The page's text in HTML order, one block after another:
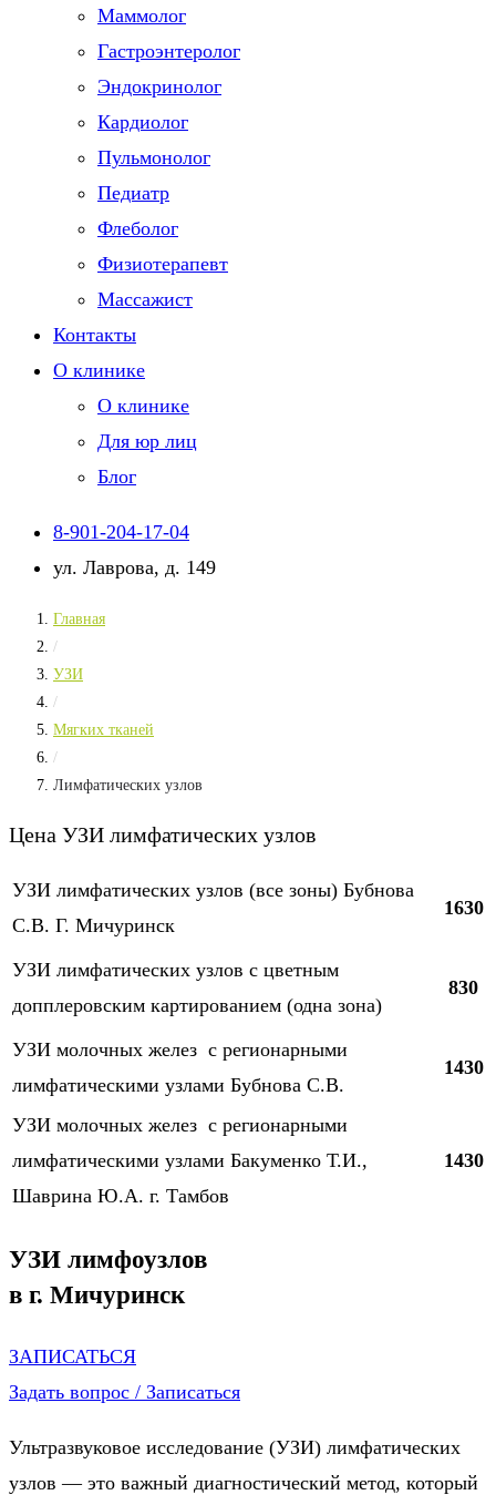
Маммолог
Гастроэнтеролог
Эндокринолог
Кардиолог
Пульмонолог
Педиатр
Флеболог
Физиотерапевт
Массажист
Контакты
О клинике
О клинике
Для юр лиц
Блог
8-901-204-17-04
ул. Лаврова, д. 149
Главная
/
УЗИ
/
Мягких тканей
/
Лимфатических узлов
Цена УЗИ лимфатических узлов
УЗИ лимфатических узлов (все зоны) Бубнова
С.В. Г. Мичуринск
1630
УЗИ лимфатических узлов с цветным
допплеровским картированием (одна зона)
830
УЗИ молочных желез с регионарными
лимфатическими узлами Бубнова С.В.
1430
УЗИ молочных желез с регионарными
лимфатическими узлами Бакуменко Т.И.,
Шаврина Ю.А. г. Тамбов
1430
УЗИ лимфоузлов
в г. Мичуринск
ЗАПИСАТЬСЯ
Задать вопрос / Записаться
Ультразвуковое исследование (УЗИ) лимфатических
узлов — это важный диагностический метод, который